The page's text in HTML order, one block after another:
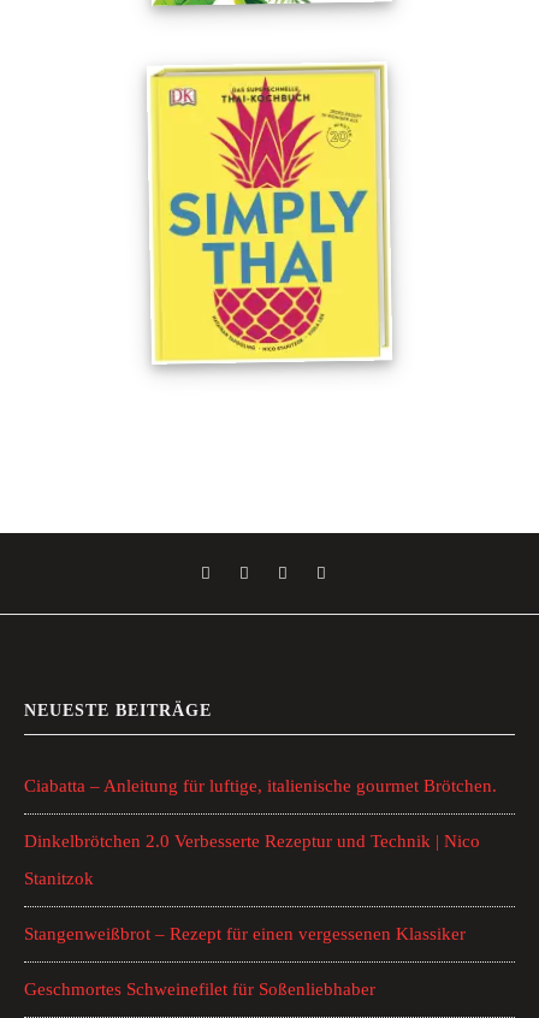
NEUESTE BEITRÄGE
Ciabatta – Anleitung für luftige, italienische gourmet Brötchen.
Dinkelbrötchen 2.0 Verbesserte Rezeptur und Technik | Nico
Stanitzok
Stangenweißbrot – Rezept für einen vergessenen Klassiker
Geschmortes Schweinefilet für Soßenliebhaber